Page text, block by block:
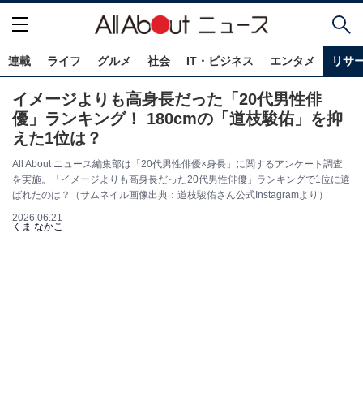
連載 ライフ グルメ 社会 IT・ビジネス エンタメ リサ
イメージよりも高身長だった「20代男性俳
優」ランキング！ 180cmの「道枝駿佑」を抑
えた1位は？
All About ニュース編集部は「20代男性俳優×身長」に関するアンケート調査
を実施。「イメージよりも高身長だった20代男性俳優」ランキングで1位に選
ばれたのは？（サムネイル画像出典：道枝駿佑さん公式Instagramより）
2026.06.21
くま なかこ